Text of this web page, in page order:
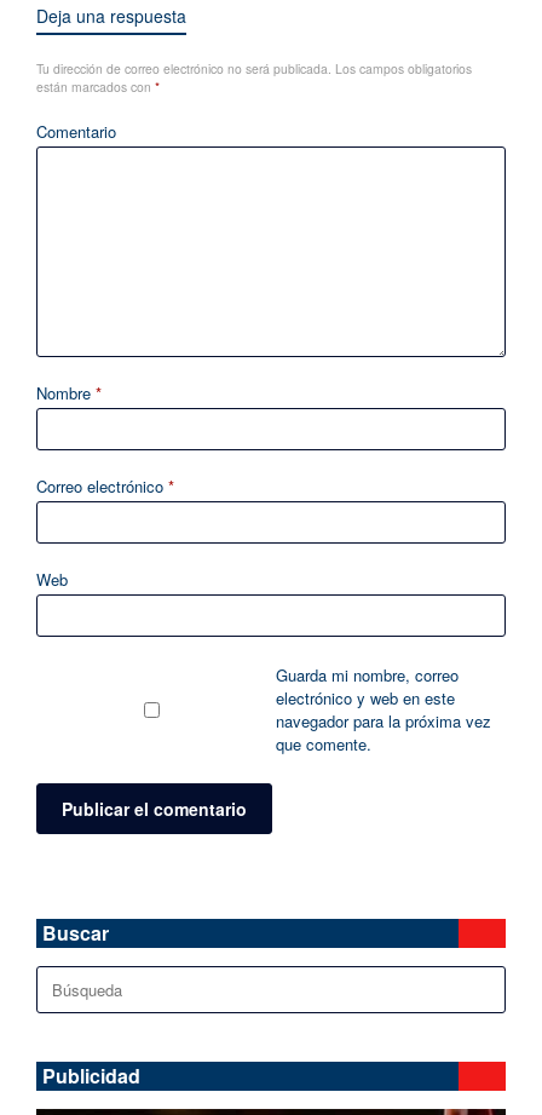
Deja una respuesta
Tu dirección de correo electrónico no será publicada. Los campos obligatorios
están marcados con *
Comentario
Nombre *
Correo electrónico *
Web
Guarda mi nombre, correo
electrónico y web en este
navegador para la próxima vez
que comente.
Buscar
Buscar:
Publicidad